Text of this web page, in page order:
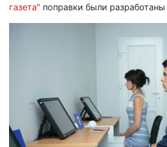
газета" поправки были